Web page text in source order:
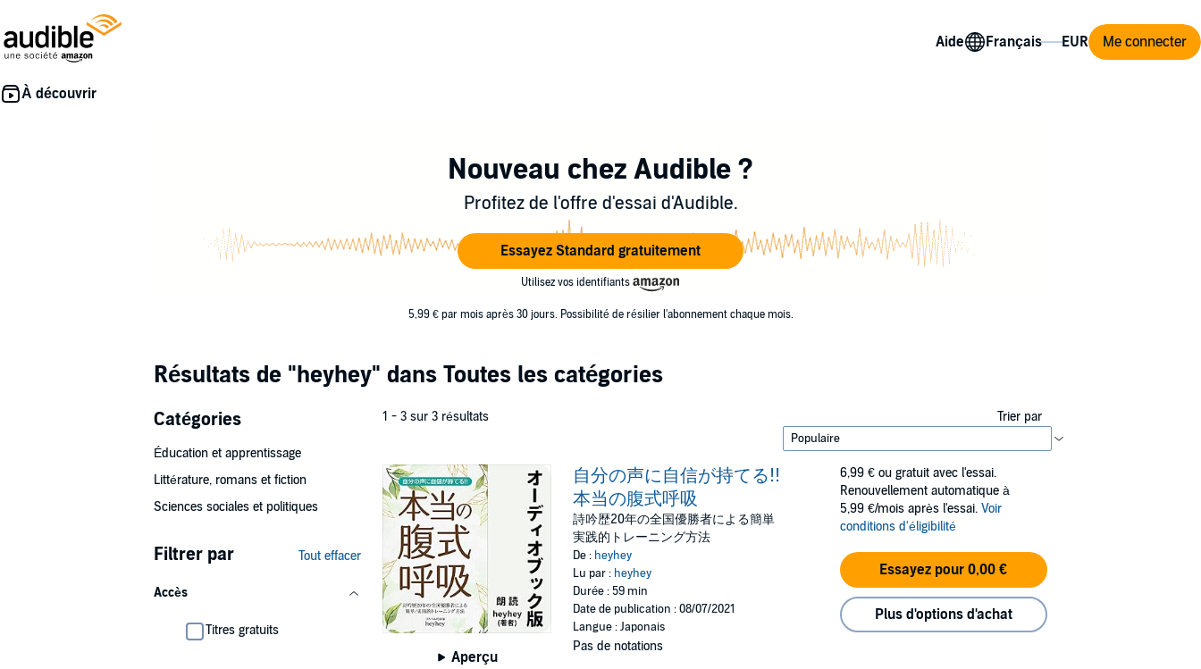
Aide Me connecter
Nouveau chez Audible ?
Profitez de l'offre d'essai d'Audible.
Essayez Standard gratuitement
Utilisez vos identifiants
5,99 € par mois après 30 jours. Possibilité de résilier l'abonnement chaque mois.
Résultats de "heyhey" dans Toutes les catégories
Catégories
Éducation et apprentissage
Littérature, romans et fiction
Sciences sociales et politiques
Filtrer par Tout effacer
Accès
Titres gratuits
1 - 3 sur 3 résultats Trier par
Aperçu
自分の声に自信が持てる!!
本当の腹式呼吸
詩吟歴20年の全国優勝者による簡単
実践的トレーニング方法
De : heyhey
Lu par : heyhey
Durée : 59 min
Date de publication : 08/07/2021
Langue : Japonais
Pas de notations
6,99 € ou gratuit avec l'essai.
Renouvellement automatique à
5,99 €/mois après l'essai. Voir
conditions d'éligibilité
Essayez pour 0,00 €
Plus d'options d'achat